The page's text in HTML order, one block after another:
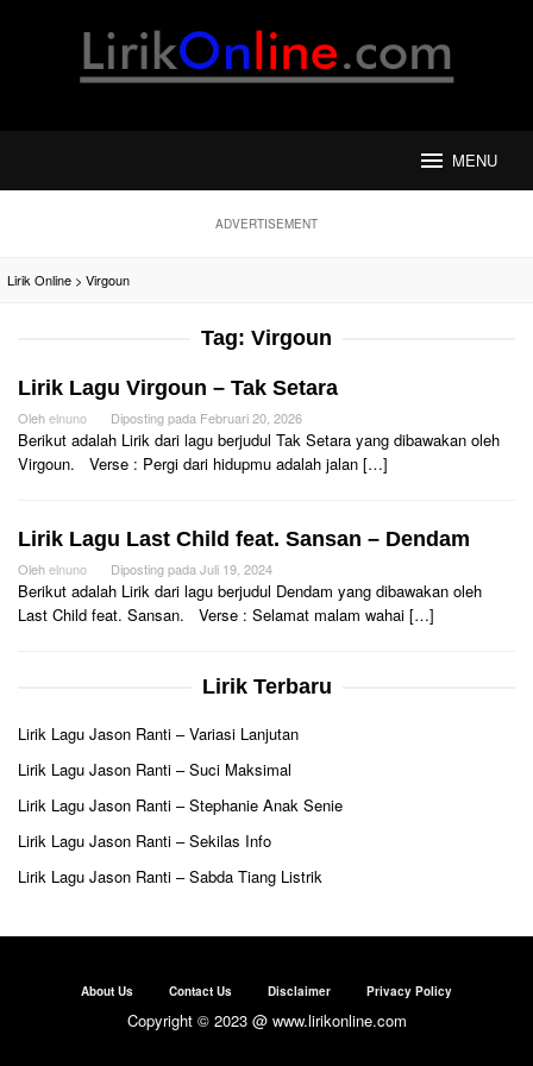
MENU
ADVERTISEMENT
Lirik Online > Virgoun
Tag: Virgoun
Lirik Lagu Virgoun – Tak Setara
Olehelnuno Diposting pada Februari 20, 2026
Berikut adalah Lirik dari lagu berjudul Tak Setara yang dibawakan oleh
Virgoun. Verse : Pergi dari hidupmu adalah jalan […]
Lirik Lagu Last Child feat. Sansan – Dendam
Olehelnuno Diposting pada Juli 19, 2024
Berikut adalah Lirik dari lagu berjudul Dendam yang dibawakan oleh
Last Child feat. Sansan. Verse : Selamat malam wahai […]
Lirik Terbaru
Lirik Lagu Jason Ranti – Variasi Lanjutan
Lirik Lagu Jason Ranti – Suci Maksimal
Lirik Lagu Jason Ranti – Stephanie Anak Senie
Lirik Lagu Jason Ranti – Sekilas Info
Lirik Lagu Jason Ranti – Sabda Tiang Listrik
About Us Contact Us Disclaimer Privacy Policy
Copyright © 2023 @ www.lirikonline.com